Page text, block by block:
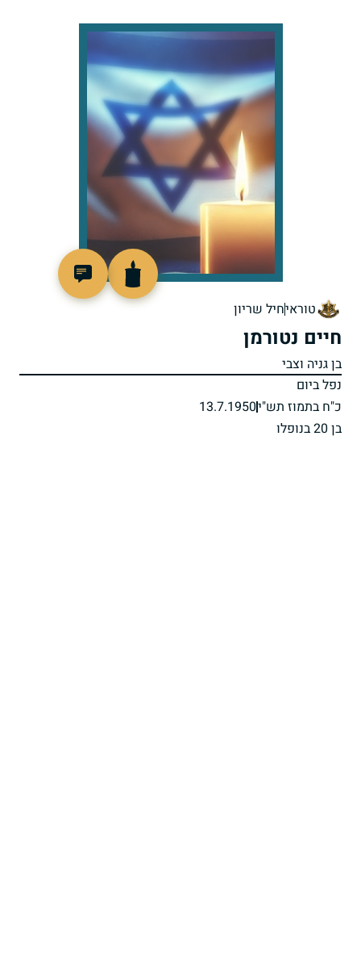
טוראיחיל שריון
חיים נטורמן
בן גניה וצבי
נפל ביום
כ"ח בתמוז תש"י13.7.1950
בן 20 בנופלו